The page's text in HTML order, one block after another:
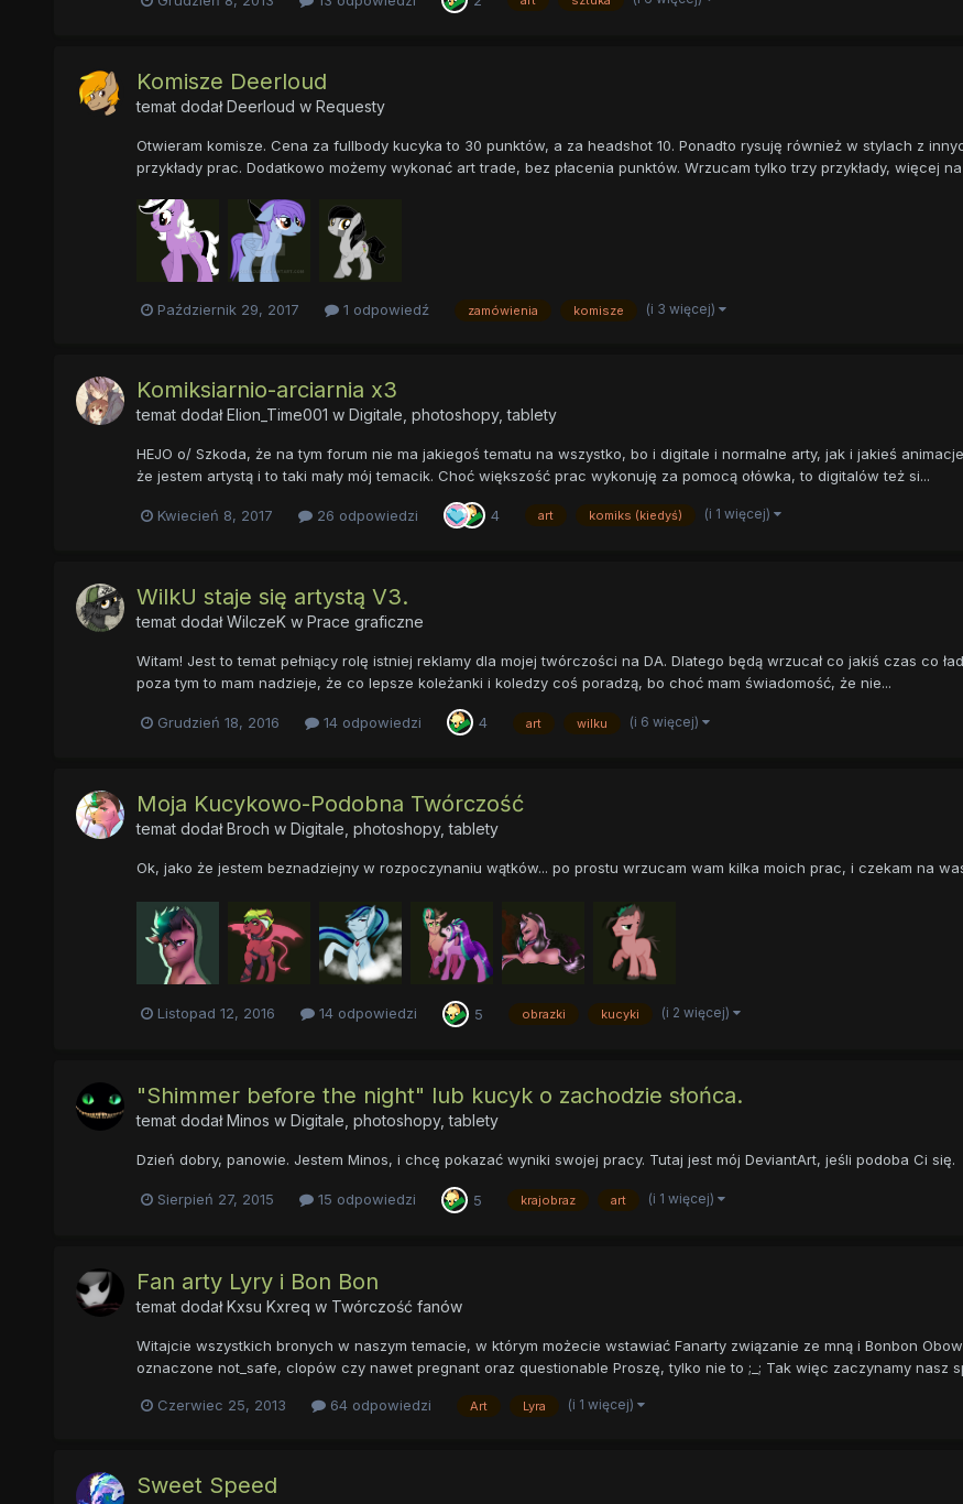
Komisze Deerloud
temat dodałDeerloud w Requesty
Otwieram komisze. Cena za fullbody kucyka to 30 punktów, a za headshot 10. Ponadto rysuję również w stylach z
przykłady prac. Dodatkowo możemy wykonać art trade, bez płacenia punktów. Wrzucam tylko trzy przykłady, więcej na
Październik 29, 2017 1 odpowiedź zamówienia komisze (i 3 więcej)
Komiksiarnio-arciarnia x3
temat dodałElion_Time001 w Digitale, photoshopy, tablety
HEJO o/ Szkoda, że na tym forum nie ma jakiegoś tematu na wszystko, bo i digitale i normalne arty, jak i jakieś
że jestem artystą i to taki mały mój temacik. Choć większość prac wykonuję za pomocą ołówka, to digitalów też si...
Kwiecień 8, 2017 26 odpowiedzi 4 art komiks (kiedyś) (i 1 więcej)
WilkU staje się artystą V3.
temat dodałWilczeKw Prace graficzne
Witam! Jest to temat pełniący rolę istniej reklamy dla mojej twórczości na DA. Dlatego będą wrzucał co jakiś czas co
poza tym to mam nadzieje, że co lepsze koleżanki i koledzy coś poradzą, bo choć mam świadomość, że nie...
Grudzień 18, 2016 14 odpowiedzi 4 art wilku (i 6 więcej)
Moja Kucykowo-Podobna Twórczość
temat dodał Broch w Digitale, photoshopy, tablety
Ok, jako że jestem beznadziejny w rozpoczynaniu wątków... po prostu wrzucam wam kilka moich prac, i czekam na
Listopad 12, 2016 14 odpowiedzi 5 obrazki kucyki (i 2 więcej)
"Shimmer before the night" lub kucyk o zachodzie słońca.
temat dodałMinos w Digitale, photoshopy, tablety
Dzień dobry, panowie. Jestem Minos, i сhcę pokazać wyniki swojej pracy. Tutaj jest mój DeviantArt, jeśli podoba Ci się.
Sierpień 27, 2015 15 odpowiedzi 5 krajobraz art (i 1 więcej)
Fan arty Lyry i Bon Bon
temat dodałKxsu Kxreq w Twórczość fanów
Witajcie wszystkich bronych w naszym temacie, w którym możecie wstawiać Fanarty związanie ze mną i Bonbon
oznaczone not_safe, clopów czy nawet pregnant oraz questionable Proszę, tylko nie to ;_; Tak więc zaczynamy nasz
Czerwiec 25, 2013 64 odpowiedzi Art Lyra (i 1 więcej)
Sweet Speed